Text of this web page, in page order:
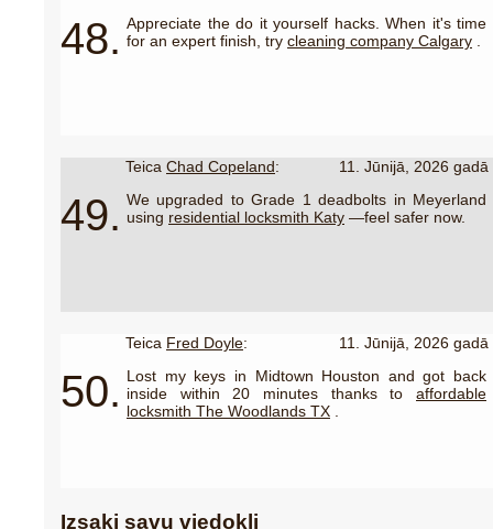
48. Appreciate the do it yourself hacks. When it's time
for an expert finish, try cleaning company Calgary
49.
Teica Chad Copeland:
11. Jūnijā, 2026 gadā
We upgraded to Grade 1 deadbolts in Meyerland
using residential locksmith Katy —feel safer now.
50.
Teica Fred Doyle:
11. Jūnijā, 2026 gadā
Lost my keys in Midtown Houston and got back
inside within 20 minutes thanks to affordable
locksmith The Woodlands TX
Izsaki savu viedokli